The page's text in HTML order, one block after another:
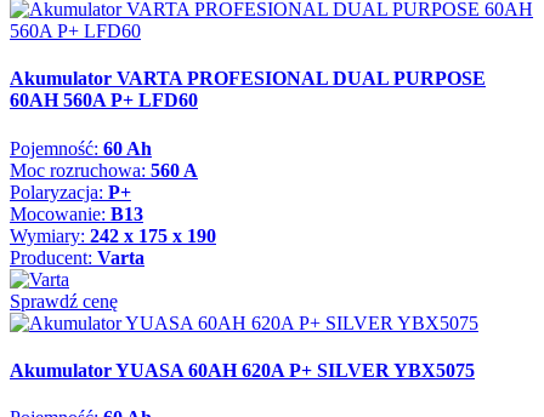
Akumulator VARTA PROFESIONAL DUAL PURPOSE
60AH 560A P+ LFD60
Pojemność: 60 Ah
Moc rozruchowa: 560 A
Polaryzacja: P+
Mocowanie: B13
Wymiary: 242 x 175 x 190
Producent: Varta
Sprawdź cenę
Akumulator YUASA 60AH 620A P+ SILVER YBX5075